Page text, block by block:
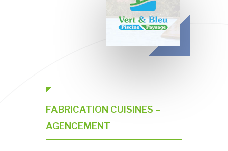
FABRICATION CUISINES –
AGENCEMENT